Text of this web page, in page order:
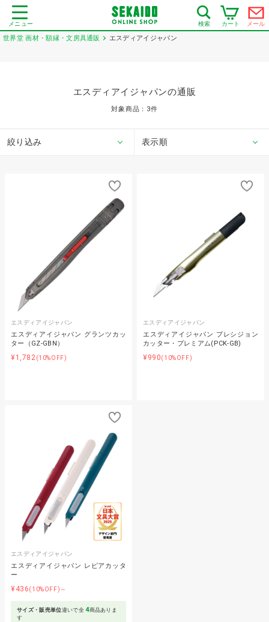
メニュー 検索 カート メール
世界堂 画材・額縁・文房具通販 エスディアイジャパン
エスディアイジャパンの通販
対象商品： 3件
絞り込み 表示順
エスディアイジャパン
エスディアイジャパン グランツカッ
ター（GZ-GBN）
¥1,782 (10%OFF)
エスディアイジャパン
エスディアイジャパン プレシジョン
カッター・プレミアム(PCK-GB)
¥990(10%OFF)
エスディアイジャパン
エスディアイジャパン レピアカッタ
ー
¥436(10%OFF)～
サイズ・販売単位違いで全4商品ありま
す